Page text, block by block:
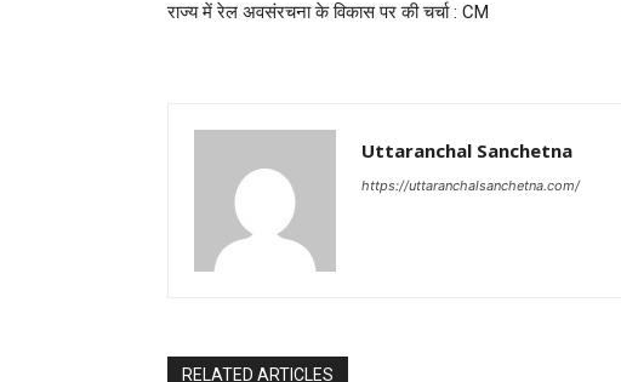
राज्य में रेल अवसंरचना के विकास पर की चर्चा : CM
Uttaranchal Sanchetna
https://uttaranchalsanchetna.com/
RELATED ARTICLES